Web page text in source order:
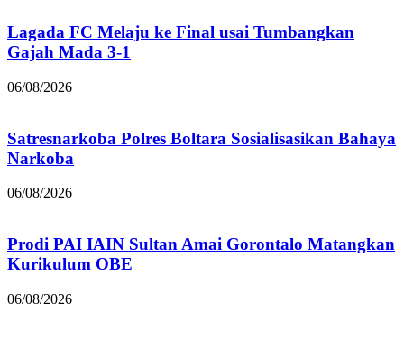
Lagada FC Melaju ke Final usai Tumbangkan
Gajah Mada 3-1
06/08/2026
Satresnarkoba Polres Boltara Sosialisasikan Bahaya
Narkoba
06/08/2026
Prodi PAI IAIN Sultan Amai Gorontalo Matangkan
Kurikulum OBE
06/08/2026